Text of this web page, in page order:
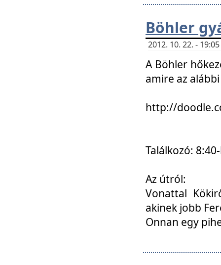
Böhler
2012. 10. 22. -
A Böhler
amire az
http://
Találkozó:
Az útról:
Vonattal
akinek jobb
Onnan egy